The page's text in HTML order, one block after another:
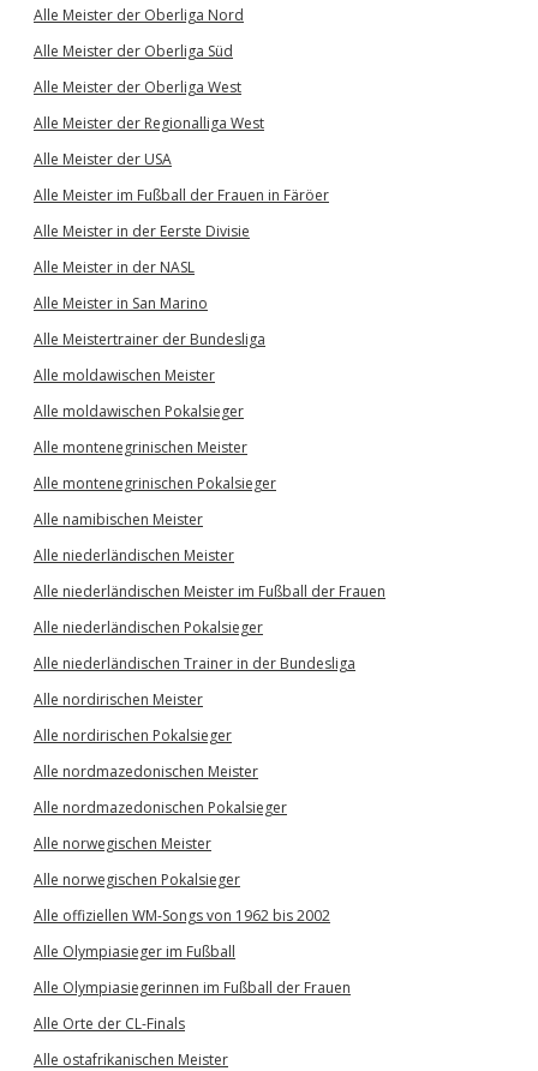
Alle Meister der Oberliga Nord
Alle Meister der Oberliga Süd
Alle Meister der Oberliga West
Alle Meister der Regionalliga West
Alle Meister der USA
Alle Meister im Fußball der Frauen in Färöer
Alle Meister in der Eerste Divisie
Alle Meister in der NASL
Alle Meister in San Marino
Alle Meistertrainer der Bundesliga
Alle moldawischen Meister
Alle moldawischen Pokalsieger
Alle montenegrinischen Meister
Alle montenegrinischen Pokalsieger
Alle namibischen Meister
Alle niederländischen Meister
Alle niederländischen Meister im Fußball der Frauen
Alle niederländischen Pokalsieger
Alle niederländischen Trainer in der Bundesliga
Alle nordirischen Meister
Alle nordirischen Pokalsieger
Alle nordmazedonischen Meister
Alle nordmazedonischen Pokalsieger
Alle norwegischen Meister
Alle norwegischen Pokalsieger
Alle offiziellen WM-Songs von 1962 bis 2002
Alle Olympiasieger im Fußball
Alle Olympiasiegerinnen im Fußball der Frauen
Alle Orte der CL-Finals
Alle ostafrikanischen Meister